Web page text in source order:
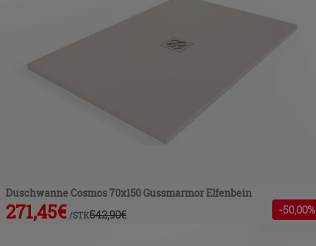
Duschwanne Cosmos 70x150 Gussmarmor Elfenbein
271,45€ /STK542,90€ -50,00%